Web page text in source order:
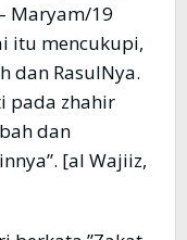
Maryam/19
itu mencukupi,
dan RasulNya.
pada zhahir
dan
[al Wajiiz,